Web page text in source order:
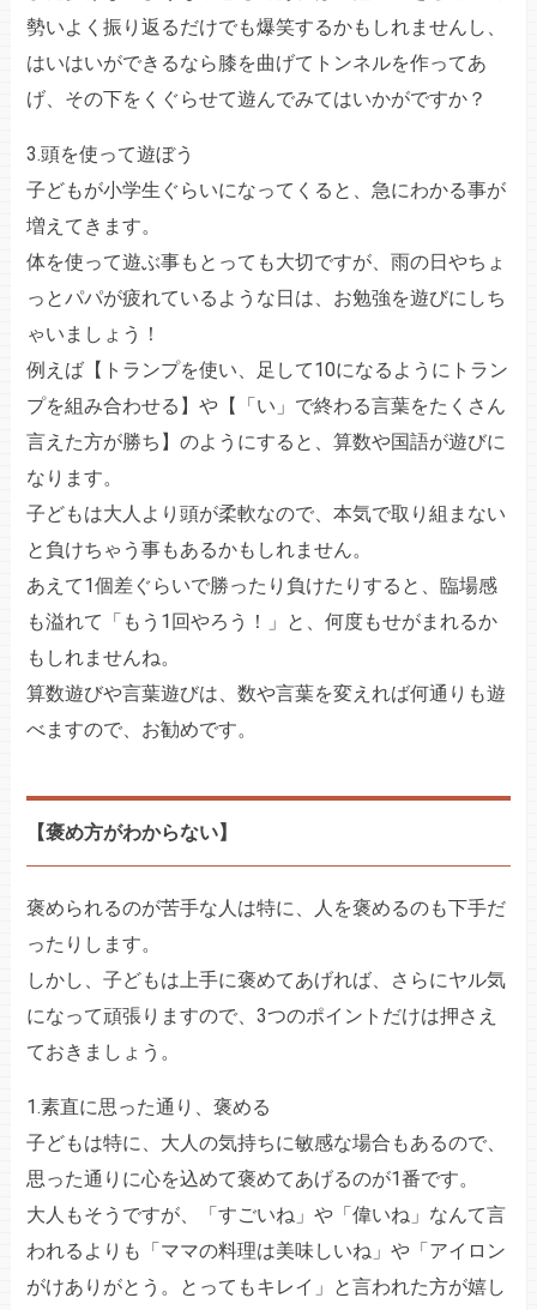
勢いよく振り返るだけでも爆笑するかもしれませんし、
はいはいができるなら膝を曲げてトンネルを作ってあ
げ、その下をくぐらせて遊んでみてはいかがですか？
3.頭を使って遊ぼう
子どもが小学生ぐらいになってくると、急にわかる事が
増えてきます。
体を使って遊ぶ事もとっても大切ですが、雨の日やちょ
っとパパが疲れているような日は、お勉強を遊びにしち
ゃいましょう！
例えば【トランプを使い、足して10になるようにトラン
プを組み合わせる】や【「い」で終わる言葉をたくさん
言えた方が勝ち】のようにすると、算数や国語が遊びに
なります。
子どもは大人より頭が柔軟なので、本気で取り組まない
と負けちゃう事もあるかもしれません。
あえて1個差ぐらいで勝ったり負けたりすると、臨場感
も溢れて「もう1回やろう！」と、何度もせがまれるか
もしれませんね。
算数遊びや言葉遊びは、数や言葉を変えれば何通りも遊
べますので、お勧めです。
【褒め方がわからない】
褒められるのが苦手な人は特に、人を褒めるのも下手だ
ったりします。
しかし、子どもは上手に褒めてあげれば、さらにヤル気
になって頑張りますので、3つのポイントだけは押さえ
ておきましょう。
1.素直に思った通り、褒める
子どもは特に、大人の気持ちに敏感な場合もあるので、
思った通りに心を込めて褒めてあげるのが1番です。
大人もそうですが、「すごいね」や「偉いね」なんて言
われるよりも「ママの料理は美味しいね」や「アイロン
がけありがとう。とってもキレイ」と言われた方が嬉し